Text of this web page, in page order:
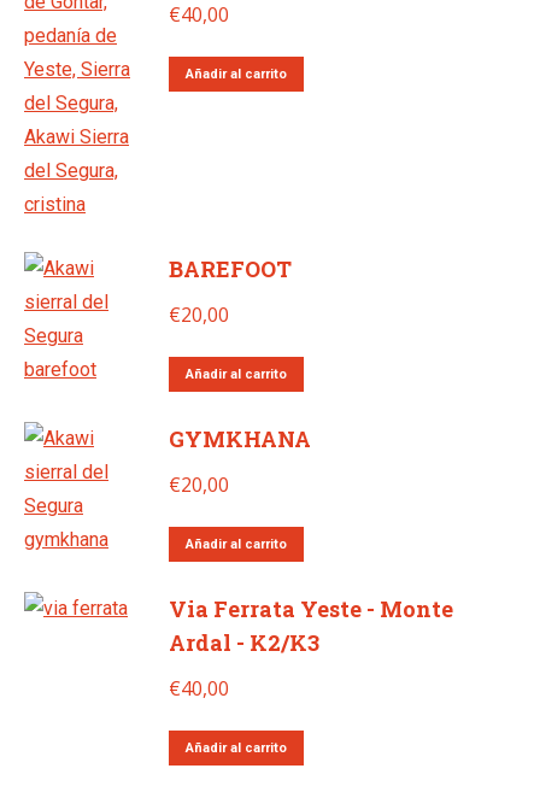
€40,00
Añadir al carrito
BAREFOOT
€20,00
Añadir al carrito
GYMKHANA​
€20,00
Añadir al carrito
Via Ferrata Yeste - Monte
Ardal - K2/K3
€40,00
Añadir al carrito